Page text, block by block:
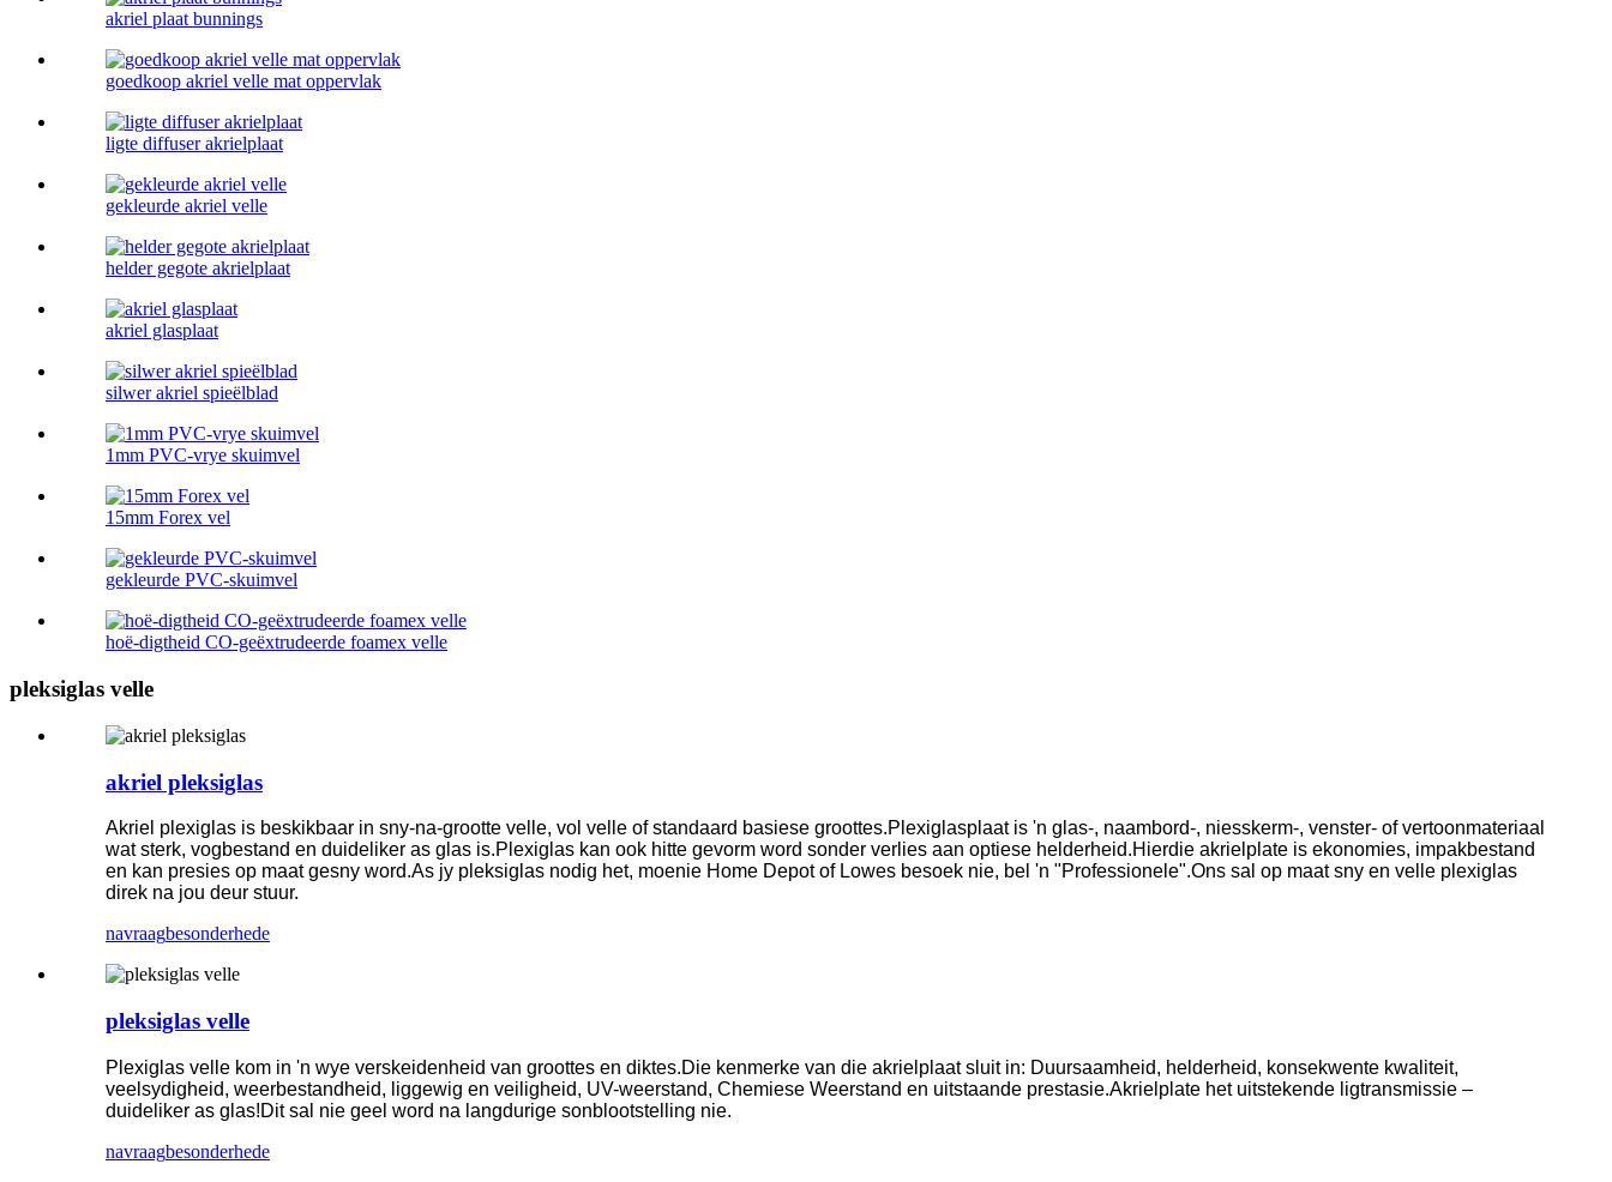
akriel plaat bunnings
goedkoop akriel velle mat oppervlak
ligte diffuser akrielplaat
gekleurde akriel velle
helder gegote akrielplaat
akriel glasplaat
silwer akriel spieëlblad
1mm PVC-vrye skuimvel
15mm Forex vel
gekleurde PVC-skuimvel
hoë-digtheid CO-geëxtrudeerde foamex velle
pleksiglas velle
akriel pleksiglas
Akriel plexiglas is beskikbaar in sny-na-grootte velle, vol velle of standaard basiese groottes.Plexiglasplaat is 'n glas-, naambord-, niesskerm-, venster- of vertoonmateriaal
wat sterk, vogbestand en duideliker as glas is.Plexiglas kan ook hitte gevorm word sonder verlies aan optiese helderheid.Hierdie akrielplate is ekonomies, impakbestand
en kan presies op maat gesny word.As jy pleksiglas nodig het, moenie Home Depot of Lowes besoek nie, bel 'n "Professionele".Ons sal op maat sny en velle plexiglas
direk na jou deur stuur.
navraagbesonderhede
pleksiglas velle
Plexiglas velle kom in 'n wye verskeidenheid van groottes en diktes.Die kenmerke van die akrielplaat sluit in: Duursaamheid, helderheid, konsekwente kwaliteit,
veelsydigheid, weerbestandheid, liggewig en veiligheid, UV-weerstand, Chemiese Weerstand en uitstaande prestasie.Akrielplate het uitstekende ligtransmissie –
duideliker as glas!Dit sal nie geel word na langdurige sonblootstelling nie.
navraagbesonderhede